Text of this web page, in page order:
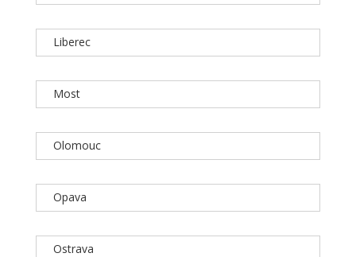
Liberec
Most
Olomouc
Opava
Ostrava